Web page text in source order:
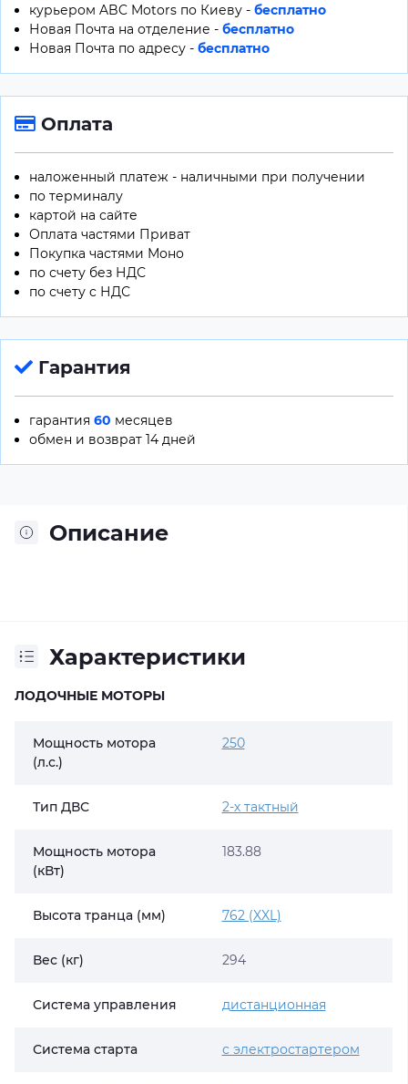
курьером ABC Motors по Киеву - бесплатно
Новая Почта на отделение - бесплатно
Новая Почта по адресу - бесплатно
Оплата
наложенный платеж - наличными при получении
по терминалу
картой на сайте
Оплата частями Приват
Покупка частями Моно
по счету без НДС
по счету c НДС
Гарантия
гарантия 60 месяцев
обмен и возврат 14 дней
Описание
Характеристики
ЛОДОЧНЫЕ МОТОРЫ
Мощность мотора
(л.с.)
250
Тип ДВС 2-х тактный
Мощность мотора
(кВт)
183.88
Высота транца (мм) 762 (XXL)
Вес (кг) 294
Система управления дистанционная
Система старта с электростартером